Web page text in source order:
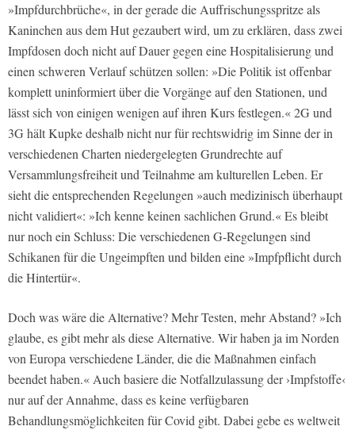
»Impfdurchbrüche«, in der gerade die Auffrischungsspritze als
Kaninchen aus dem Hut gezaubert wird, um zu erklären, dass zwei
Impfdosen doch nicht auf Dauer gegen eine Hospitalisierung und
einen schweren Verlauf schützen sollen: »Die Politik ist offenbar
komplett uninformiert über die Vorgänge auf den Stationen, und
lässt sich von einigen wenigen auf ihren Kurs festlegen.« 2G und
3G hält Kupke deshalb nicht nur für rechtswidrig im Sinne der in
verschiedenen Charten niedergelegten Grundrechte auf
Versammlungsfreiheit und Teilnahme am kulturellen Leben. Er
sieht die entsprechenden Regelungen »auch medizinisch überhaupt
nicht validiert«: »Ich kenne keinen sachlichen Grund.« Es bleibt
nur noch ein Schluss: Die verschiedenen G-Regelungen sind
Schikanen für die Ungeimpften und bilden eine »Impfpflicht durch
die Hintertür«.
Doch was wäre die Alternative? Mehr Testen, mehr Abstand? »Ich
glaube, es gibt mehr als diese Alternative. Wir haben ja im Norden
von Europa verschiedene Länder, die die Maßnahmen einfach
beendet haben.« Auch basiere die Notfallzulassung der ›Impfstoffe‹
nur auf der Annahme, dass es keine verfügbaren
Behandlungsmöglichkeiten für Covid gibt. Dabei gebe es weltweit